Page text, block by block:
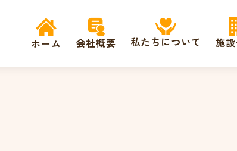
ホーム 会社概要 私たちについて 施